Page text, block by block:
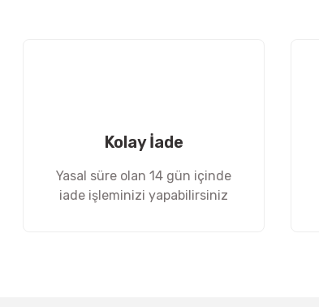
Kolay İade
Yasal süre olan 14 gün içinde
iade işleminizi yapabilirsiniz